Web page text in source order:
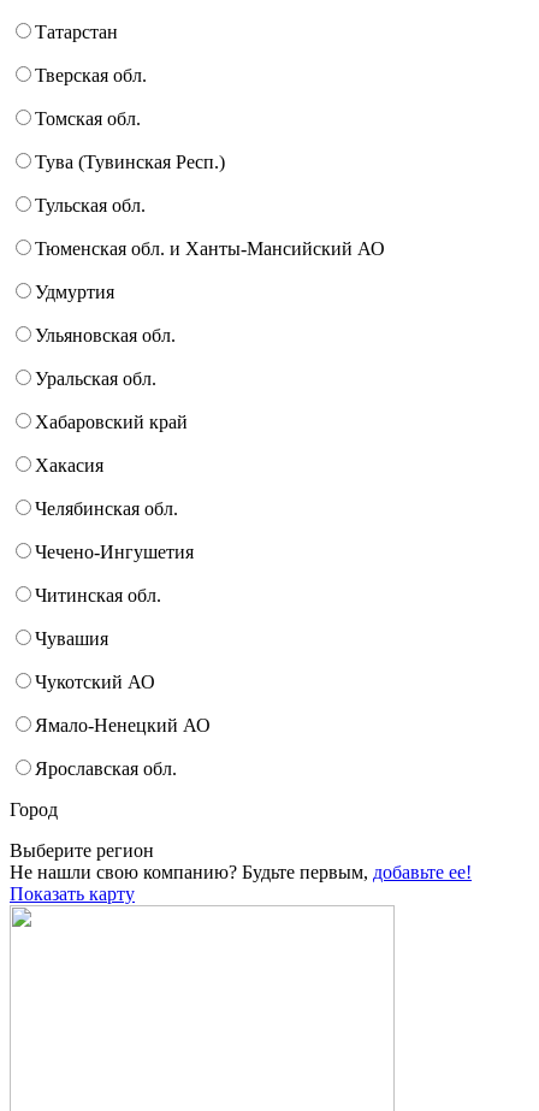
Татарстан
Тверская обл.
Томская обл.
Тува (Тувинская Респ.)
Тульская обл.
Тюменская обл. и Ханты-Мансийский АО
Удмуртия
Ульяновская обл.
Уральская обл.
Хабаровский край
Хакасия
Челябинская обл.
Чечено-Ингушетия
Читинская обл.
Чувашия
Чукотский АО
Ямало-Ненецкий АО
Ярославская обл.
Город
Выберите регион
Не нашли свою компанию? Будьте первым, добавьте ее!
Показать карту